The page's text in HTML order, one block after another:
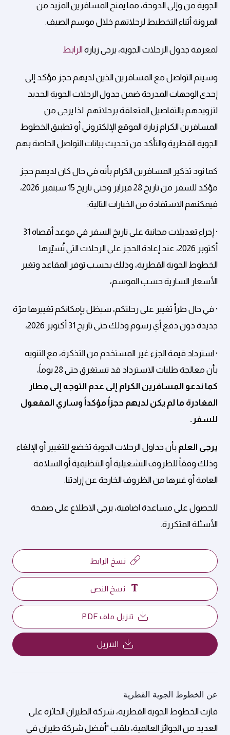
الجوية من وإلى الدوحة، مما يمنح المسافرين المزيد من
المرونة أثناء التخطيط لرحلاتهم خلال موسم الصيف.
لمعرفة جدول الرحلات الجوية، يرجى زيارة الرابط
وسيتم التواصل مع المسافرين الذين لديهم حجز مؤكد إلى
إحدى الوجهات المدرجة ضمن جدول الرحلات الجوية الجديد
لتزويدهم بالتفاصيل المتعلقة برحلاتهم. لذا يرجى من
المسافرين الكرام زيارة الموقع الإلكتروني أو تطبيق الخطوط
الجوية القطرية والتأكد من تحديث بيانات التواصل الخاصة بهم.
كما نود تذكير المسافرين الكرام بأنه في حال كان لديهم حجز
مؤكد للسفر من تاريخ 28 فبراير وحتى تاريخ 15 سبتمبر 2026،
فيمكنهم الاستفادة من الخيارات التالية:
· إجراء تعديلات مجانية على تاريخ السفر في موعد أقصاه 31
أكتوبر 2026، عند إعادة الحجز على الرحلات التي تُسيّرها
الخطوط الجوية القطرية، وذلك بحسب توفر المقاعد وتغير
الأسعار السارية حسب الموسم،
· في حال طرأ تغيير على رحلتكم، سيظل بإمكانكم تغييرها مرّة
جديدة دون دفع أي رسوم وذلك حتى تاريخ 31 أكتوبر 2026،
· استرداد قيمة الجزء غير المستخدم من التذكرة، مع التنويه
بأن معالجة طلبات الاسترداد قد تستغرق حتى 28 يوماً،
كما ندعو المسافرين الكرام إلى عدم التوجه إلى مطار
المغادرة ما لم يكن لديهم حجزاً مؤكداً وساري المفعول
للسفر.
يرجى العلم بأن جداول الرحلات الجوية تخضع للتغيير أو الإلغاء
وذلك وفقاً للظروف التشغيلية أو التنظيمية أو السلامة
العامة أو غيرها من الظروف الخارجة عن إرادتنا.
للحصول على مساعدة اضافية، يرجى الاطلاع على صفحة
الأسئلة المتكررة.
نسخ الرابط
نسخ النص
تنزيل ملف PDF
التنزيل
عن الخطوط الجوية القطرية
فازت الخطوط الجوية القطرية، شركة الطيران الحائزة على
العديد من الجوائز العالمية، بلقب "أفضل شركة طيران في